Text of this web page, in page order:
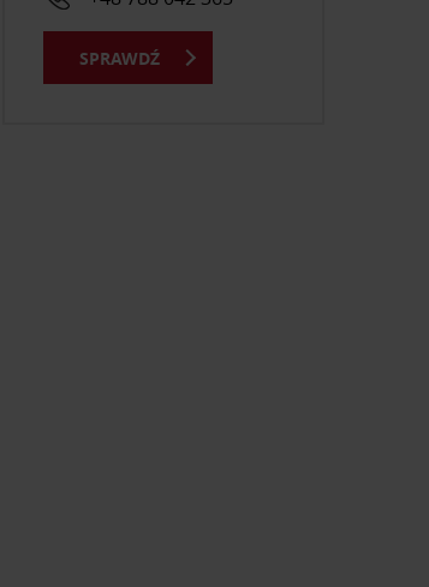
SPRAWDŹ